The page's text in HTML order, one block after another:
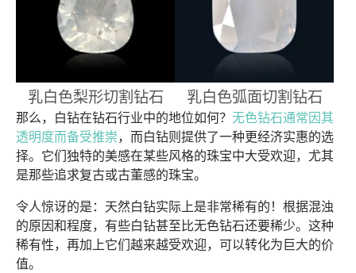
乳白色梨形切割钻石 乳白色弧面切割钻石
那么，白钻在钻石行业中的地位如何？ 无色钻石通常因其
透明度而备受推崇，而白钻则提供了一种更经济实惠的选
择。它们独特的美感在某些风格的珠宝中大受欢迎，尤其
是那些追求复古或古董感的珠宝。
令人惊讶的是：天然白钻实际上是非常稀有的！根据混浊
的原因和程度，有些白钻甚至比无色钻石还要稀少。这种
稀有性，再加上它们越来越受欢迎，可以转化为巨大的价
值。